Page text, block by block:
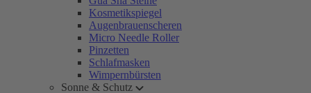
Kosmetikspiegel
Augenbrauenscheren
Micro Needle Roller
Pinzetten
Schlafmasken
Wimpernbürsten
Sonne & Schutz